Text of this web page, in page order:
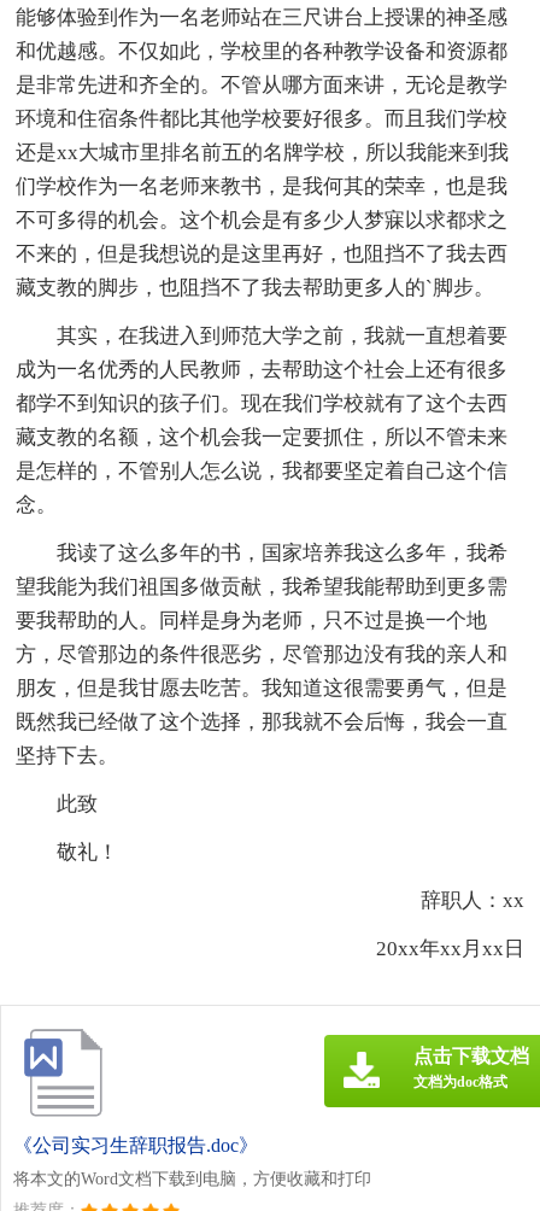
能够体验到作为一名老师站在三尺讲台上授课的神圣感
和优越感。不仅如此，学校里的各种教学设备和资源都
是非常先进和齐全的。不管从哪方面来讲，无论是教学
环境和住宿条件都比其他学校要好很多。而且我们学校
还是xx大城市里排名前五的名牌学校，所以我能来到我
们学校作为一名老师来教书，是我何其的荣幸，也是我
不可多得的机会。这个机会是有多少人梦寐以求都求之
不来的，但是我想说的是这里再好，也阻挡不了我去西
藏支教的脚步，也阻挡不了我去帮助更多人的`脚步。
其实，在我进入到师范大学之前，我就一直想着要
成为一名优秀的人民教师，去帮助这个社会上还有很多
都学不到知识的孩子们。现在我们学校就有了这个去西
藏支教的名额，这个机会我一定要抓住，所以不管未来
是怎样的，不管别人怎么说，我都要坚定着自己这个信
念。
我读了这么多年的书，国家培养我这么多年，我希
望我能为我们祖国多做贡献，我希望我能帮助到更多需
要我帮助的人。同样是身为老师，只不过是换一个地
方，尽管那边的条件很恶劣，尽管那边没有我的亲人和
朋友，但是我甘愿去吃苦。我知道这很需要勇气，但是
既然我已经做了这个选择，那我就不会后悔，我会一直
坚持下去。
此致
敬礼！
辞职人：xx
20xx年xx月xx日
《公司实习生辞职报告.doc》
将本文的Word文档下载到电脑，方便收藏和打印
点击下载文档
文档为doc格式